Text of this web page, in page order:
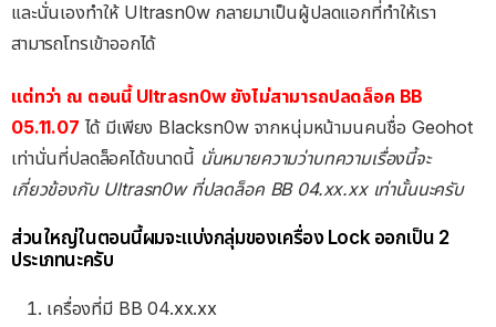
และนั่นเองทำให้ Ultrasn0w กลายมาเป็นผู้ปลดแอกที่ทำให้เรา
สามารถโทรเข้าออกได้
แต่ทว่า ณ ตอนนี้ Ultrasn0w ยังไม่สามารถปลดล็อค BB
05.11.07 ได้ มีเพียง Blacksn0w จากหนุ่มหน้ามนคนชื่อ Geohot
เท่านั่นที่ปลดล็อคได้ขนาดนี้ นั่นหมายความว่าบทความเรื่องนี้จะ
เกี่ยวข้องกับ Ultrasn0w ที่ปลดล็อค BB 04.xx.xx เท่านั้นนะครับ
ส่วนใหญ่ในตอนนี้ผมจะแบ่งกลุ่มของเครื่อง Lock ออกเป็น 2
ประเภทนะครับ
เครื่องที่มี BB 04.xx.xx